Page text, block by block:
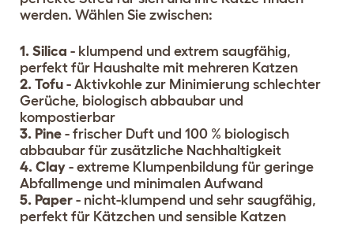
werden. Wählen Sie zwischen:
1. Silica - klumpend und extrem saugfähig,
perfekt für Haushalte mit mehreren Katzen
2. Tofu - Aktivkohle zur Minimierung schlechter
Gerüche, biologisch abbaubar und
kompostierbar
3. Pine - frischer Duft und 100 % biologisch
abbaubar für zusätzliche Nachhaltigkeit
4. Clay - extreme Klumpenbildung für geringe
Abfallmenge und minimalen Aufwand
5. Paper - nicht-klumpend und sehr saugfähig,
perfekt für Kätzchen und sensible Katzen